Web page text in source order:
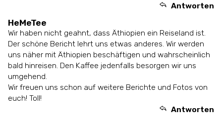
Antworten
HeMeTee
Wir haben nicht geahnt, dass Äthiopien ein Reiseland ist.
Der schöne Bericht lehrt uns etwas anderes. Wir werden
uns näher mit Äthiopien beschäftigen und wahrscheinlich
bald hinreisen. Den Kaffee jedenfalls besorgen wir uns
umgehend.
Wir freuen uns schon auf weitere Berichte und Fotos von
euch! Toll!
Antworten